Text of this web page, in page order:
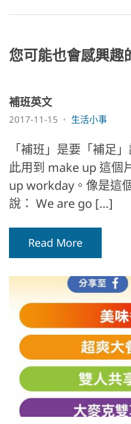
o
k
g
您可能也會感興趣
補班英文
2017-11-15 生活小事
「補班」是要「補足
此用到 make up 這個
up workday。像是這
說： We are go […]
Read More